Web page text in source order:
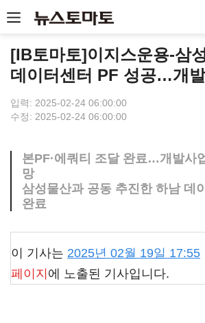
[IB토마토]이지스운용-삼
데이터센터 PF 성공…개
입력: 2025-02-24 06:00:00
수정: 2025-02-24 06:00:00
본PF·에쿼티 조달 완료…개발사
망
삼성물산과 공동 추진한 하남 데
완료
이 기사는 2025년 02월 19일 17:55
페이지 에 노출된 기사입니다.